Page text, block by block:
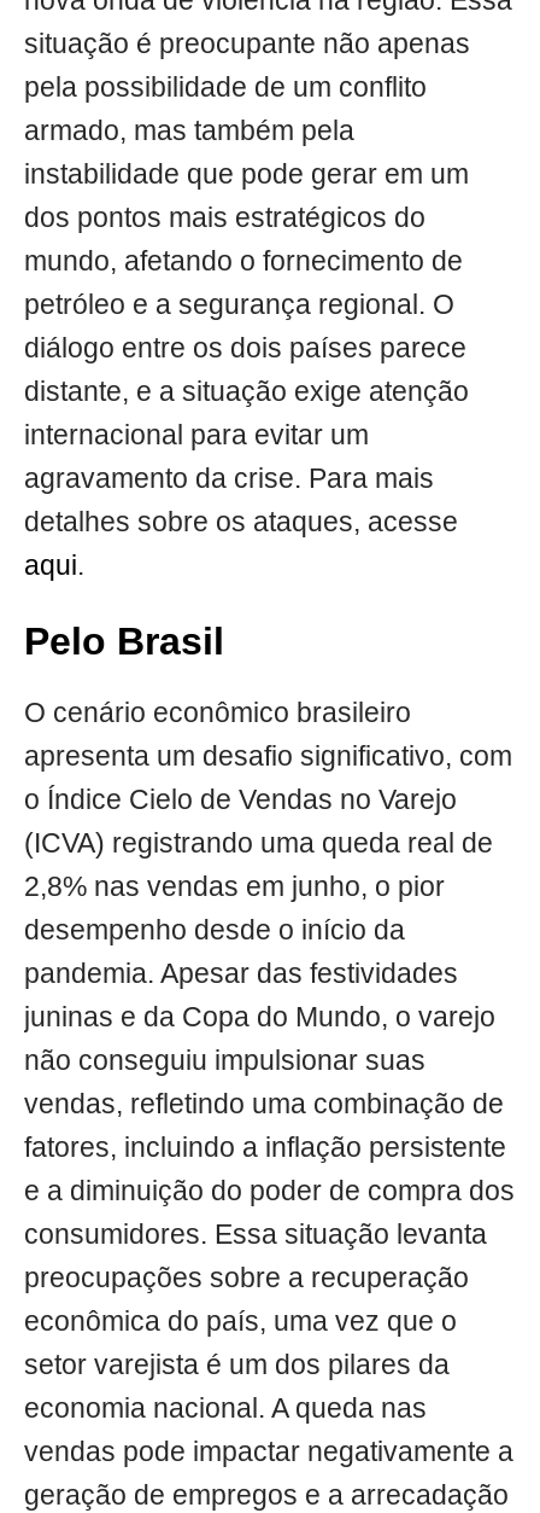
situação é preocupante não apenas
pela possibilidade de um conflito
armado, mas também pela
instabilidade que pode gerar em um
dos pontos mais estratégicos do
mundo, afetando o fornecimento de
petróleo e a segurança regional. O
diálogo entre os dois países parece
distante, e a situação exige atenção
internacional para evitar um
agravamento da crise. Para mais
detalhes sobre os ataques, acesse
aqui.
Pelo Brasil
O cenário econômico brasileiro
apresenta um desafio significativo, com
o Índice Cielo de Vendas no Varejo
(ICVA) registrando uma queda real de
2,8% nas vendas em junho, o pior
desempenho desde o início da
pandemia. Apesar das festividades
juninas e da Copa do Mundo, o varejo
não conseguiu impulsionar suas
vendas, refletindo uma combinação de
fatores, incluindo a inflação persistente
e a diminuição do poder de compra dos
consumidores. Essa situação levanta
preocupações sobre a recuperação
econômica do país, uma vez que o
setor varejista é um dos pilares da
economia nacional. A queda nas
vendas pode impactar negativamente a
geração de empregos e a arrecadação